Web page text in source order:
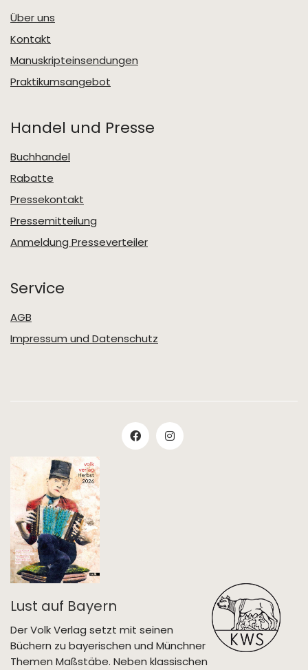
Über uns
Kontakt
Manuskripteinsendungen
Praktikumsangebot
Handel und Presse
Buchhandel
Rabatte
Pressekontakt
Pressemitteilung
Anmeldung Presseverteiler
Service
AGB
Impressum und Datenschutz
Lust auf Bayern
Der Volk Verlag setzt mit seinen
Büchern zu bayerischen und Münchner
Themen Maßstäbe. Neben klassischen